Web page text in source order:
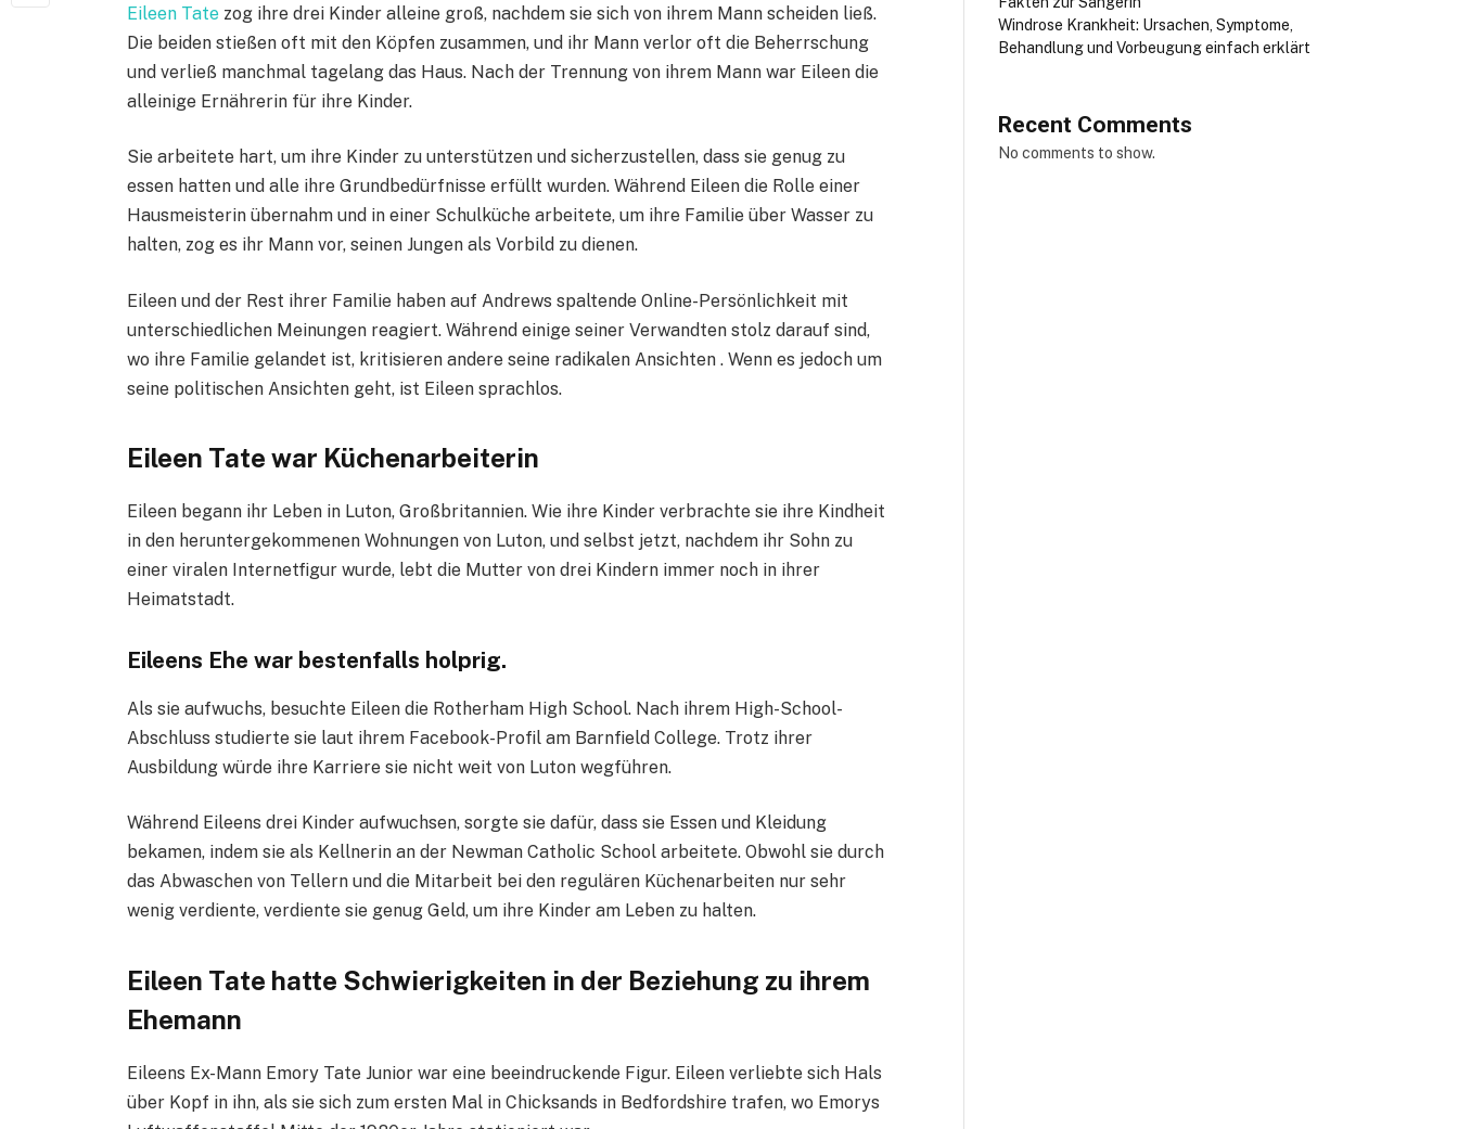
Eileen Tate zog ihre drei Kinder alleine groß, nachdem sie sich von ihrem Mann scheiden ließ.
Die beiden stießen oft mit den Köpfen zusammen, und ihr Mann verlor oft die Beherrschung
und verließ manchmal tagelang das Haus. Nach der Trennung von ihrem Mann war Eileen die
alleinige Ernährerin für ihre Kinder.
Sie arbeitete hart, um ihre Kinder zu unterstützen und sicherzustellen, dass sie genug zu
essen hatten und alle ihre Grundbedürfnisse erfüllt wurden. Während Eileen die Rolle einer
Hausmeisterin übernahm und in einer Schulküche arbeitete, um ihre Familie über Wasser zu
halten, zog es ihr Mann vor, seinen Jungen als Vorbild zu dienen.
Eileen und der Rest ihrer Familie haben auf Andrews spaltende Online-Persönlichkeit mit
unterschiedlichen Meinungen reagiert. Während einige seiner Verwandten stolz darauf sind,
wo ihre Familie gelandet ist, kritisieren andere seine radikalen Ansichten . Wenn es jedoch um
seine politischen Ansichten geht, ist Eileen sprachlos.
Eileen Tate war Küchenarbeiterin
Eileen begann ihr Leben in Luton, Großbritannien. Wie ihre Kinder verbrachte sie ihre Kindheit
in den heruntergekommenen Wohnungen von Luton, und selbst jetzt, nachdem ihr Sohn zu
einer viralen Internetfigur wurde, lebt die Mutter von drei Kindern immer noch in ihrer
Heimatstadt.
Eileens Ehe war bestenfalls holprig.
Als sie aufwuchs, besuchte Eileen die Rotherham High School. Nach ihrem High-School-
Abschluss studierte sie laut ihrem Facebook-Profil am Barnfield College. Trotz ihrer
Ausbildung würde ihre Karriere sie nicht weit von Luton wegführen.
Während Eileens drei Kinder aufwuchsen, sorgte sie dafür, dass sie Essen und Kleidung
bekamen, indem sie als Kellnerin an der Newman Catholic School arbeitete. Obwohl sie durch
das Abwaschen von Tellern und die Mitarbeit bei den regulären Küchenarbeiten nur sehr
wenig verdiente, verdiente sie genug Geld, um ihre Kinder am Leben zu halten.
Eileen Tate hatte Schwierigkeiten in der Beziehung zu ihrem
Ehemann
Eileens Ex-Mann Emory Tate Junior war eine beeindruckende Figur. Eileen verliebte sich Hals
über Kopf in ihn, als sie sich zum ersten Mal in Chicksands in Bedfordshire trafen, wo Emorys
Windrose Krankheit: Ursachen, Symptome,
Behandlung und Vorbeugung einfach erklärt
Recent Comments
No comments to show.